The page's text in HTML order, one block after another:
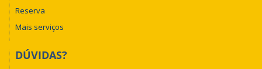
Reserva
Mais serviços
DÚVIDAS?